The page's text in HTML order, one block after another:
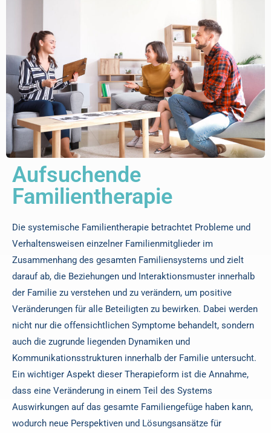
Aufsuchende
Familientherapie
Die systemische Familientherapie betrachtet Probleme und
Verhaltensweisen einzelner Familienmitglieder im
Zusammenhang des gesamten Familiensystems und zielt
darauf ab, die Beziehungen und Interaktionsmuster innerhalb
der Familie zu verstehen und zu verändern, um positive
Veränderungen für alle Beteiligten zu bewirken. Dabei werden
nicht nur die offensichtlichen Symptome behandelt, sondern
auch die zugrunde liegenden Dynamiken und
Kommunikationsstrukturen innerhalb der Familie untersucht.
Ein wichtiger Aspekt dieser Therapieform ist die Annahme,
dass eine Veränderung in einem Teil des Systems
Auswirkungen auf das gesamte Familiengefüge haben kann,
wodurch neue Perspektiven und Lösungsansätze für